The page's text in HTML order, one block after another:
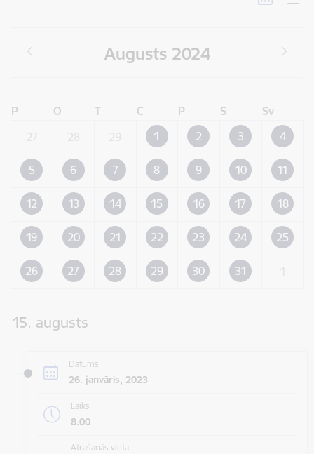
Augusts 2024
P O T C P S
Sv
1 2 3 4
5 6 7 8 9 10 11
12 13 14 15 16 17 18
19 20 21 22 23 24 25
26 27 28 29 30 31
15. augusts
Datums
26. janvāris, 2023
Laiks
8.00
Atrašanās vieta